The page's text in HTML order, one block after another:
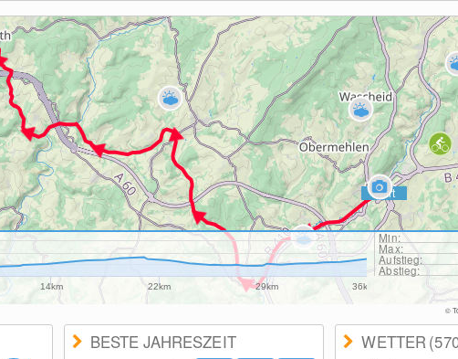
14km 22km 29km 36km
Min:
Max:
Aufstieg:
Abstieg:
©
BESTE JAHRESZEIT WETTER